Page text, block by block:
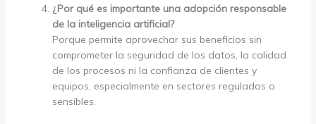
¿Por qué es importante una adopción responsable
de la inteligencia artificial?
Porque permite aprovechar sus beneficios sin
comprometer la seguridad de los datos, la calidad
de los procesos ni la confianza de clientes y
equipos, especialmente en sectores regulados o
sensibles.